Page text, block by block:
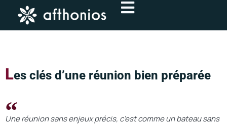
contenu
Les clés d’une réunion bien préparée
Une réunion sans enjeux précis, c'est comme un bateau sans